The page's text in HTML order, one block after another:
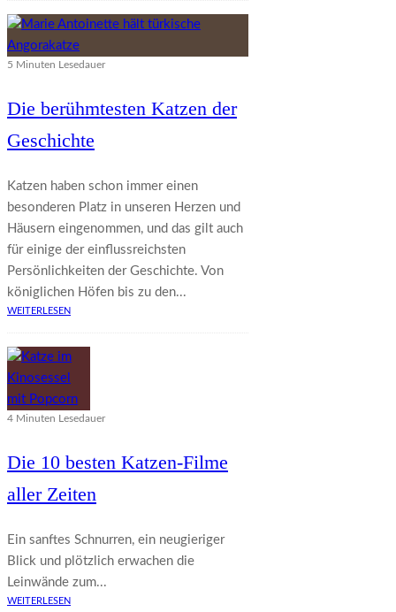
5 Minuten Lesedauer
Die berühmtesten Katzen der
Geschichte
Katzen haben schon immer einen
besonderen Platz in unseren Herzen und
Häusern eingenommen, und das gilt auch
für einige der einflussreichsten
Persönlichkeiten der Geschichte. Von
königlichen Höfen bis zu den...
WEITERLESEN
4 Minuten Lesedauer
Die 10 besten Katzen-Filme
aller Zeiten
Ein sanftes Schnurren, ein neugieriger
Blick und plötzlich erwachen die
Leinwände zum...
WEITERLESEN